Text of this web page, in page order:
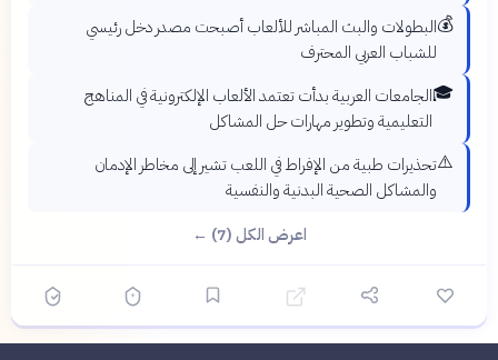
💰البطولات والبث المباشر للألعاب أصبحت مصدر دخل رئيسي
للشباب العربي المحترف
🎓الجامعات العربية بدأت تعتمد الألعاب الإلكترونية في المناهج
التعليمية وتطوير مهارات حل المشاكل
⚠️تحذيرات طبية من الإفراط في اللعب تشير إلى مخاطر الإدمان
والمشاكل الصحية البدنية والنفسية
اعرض الكل (7) ←